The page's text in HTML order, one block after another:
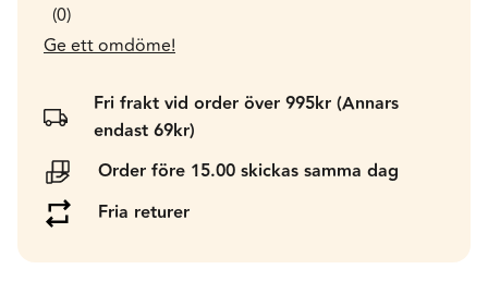
0
Ge ett omdöme!
Fri frakt vid order över 995kr (Annars
endast 69kr)
Order före 15.00 skickas samma dag
Fria returer